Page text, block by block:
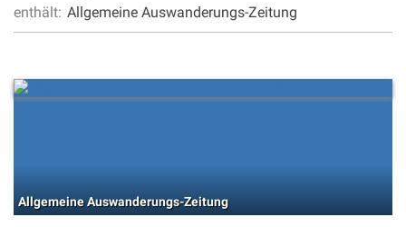
enthält: Allgemeine Auswanderungs-Zeitung
Allgemeine Auswanderungs-Zeitung